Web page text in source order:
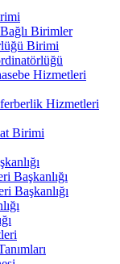
Birimler
Birimi
Hizmetleri
Hizmetleri
Birimi
Başkanlığı
Başkanlığı